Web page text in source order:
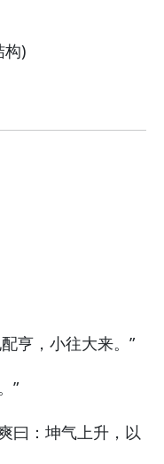
构)
亨，小往大来。”
”
曰：坤气上升，以